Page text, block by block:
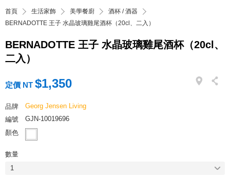
首頁 生活家飾 美學餐廚
酒杯 / 酒器
BERNADOTTE 王子 水晶玻璃雞尾酒杯（20cl、二入）
BERNADOTTE 王子 水晶玻璃雞尾酒杯（20cl、
二入）
定價 NT $1,350
品牌
Georg Jensen Living
編號
GJN-10019696
顏色
數量
1